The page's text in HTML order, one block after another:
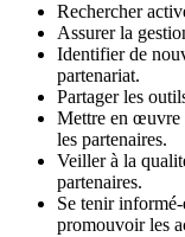
Rechercher
Assurer la
Identifier de
partenariat.
Partager les
Mettre en œuvre
les partenaires.
Veiller à la
partenaires.
Se tenir
promouvoir les